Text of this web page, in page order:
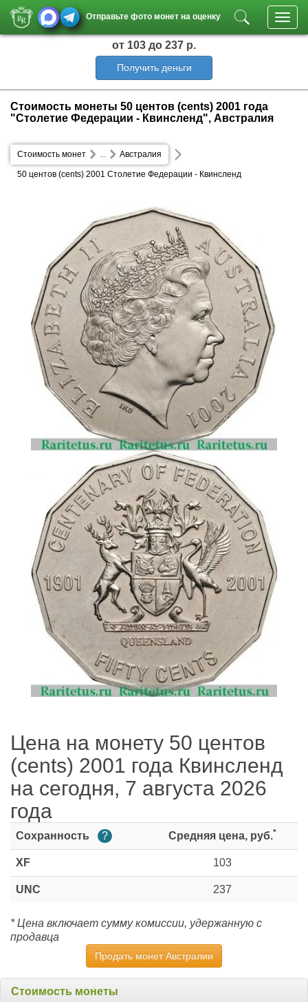
Отправьте фото монет на оценку
от 103 до 237 р.
Получить деньги
Стоимость монеты 50 центов (cents) 2001 года
"Столетие Федерации - Квинсленд", Австралия
Стоимость монет Австралия
...
50 центов (cents) 2001 Столетие Федерации - Квинсленд
Цена на монету 50 центов
(cents) 2001 года Квинсленд
на сегодня, 7 августа 2026
года
Сохранность ? Средняя цена, руб.*
XF 103
UNC 237
* Цена включает сумму комиссии, удержанную с
продавца
Продать монет Австралии
Стоимость монеты